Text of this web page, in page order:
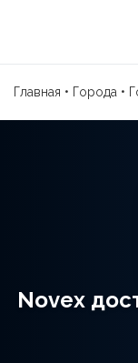
Главная • Города •
Novex